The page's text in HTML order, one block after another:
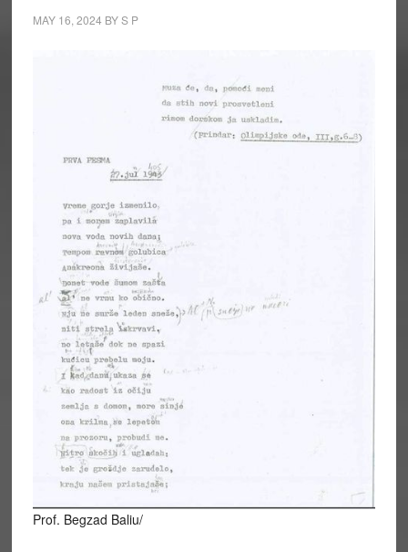
MAY 16, 2024 BYS P
Prof. Begzad Baliu/